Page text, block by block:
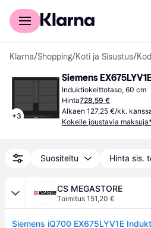
Kuluttajille
Klarna/Shopping/Koti ja Sisustus/
+3
Siemens
Induktiokeittotaso, 60 cm
Hinta728,59 €
Alkaen 127,25 €/kk.
Kokeile joustavia
Suositeltu Hinta sis.
CS MEGASTORE
Toimitus 151,20 €